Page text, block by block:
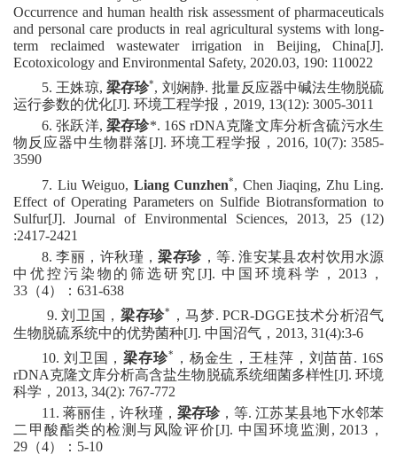
Occurrence and human health risk assessment of pharmaceuticals
and personal care products in real agricultural systems with long-
term reclaimed wastewater irrigation in Beijing, China[J].
Ecotoxicology and Environmental Safety, 2020.03, 190: 110022
5. 王姝琼, 梁存珍*, 刘娴静.批量反应器中碱法生物脱硫
运行参数的优化[J]. 环境工程学报， 2019, 13(12): 3005-3011
6.张跃洋, 梁存珍*. 16S rDNA克隆文库分析含硫污水生
物反应器中生物群落[J]. 环境工程学报， 2016, 10(7): 3585-
3590
7. Liu Weiguo, Liang Cunzhen*, Chen Jiaqing, Zhu Ling.
Effect of Operating Parameters on Sulfide Biotransformation to
Sulfur[J]. Journal of Environmental Sciences, 2013, 25 (12)
:2417-2421
8.李丽，许秋瑾，梁存珍，等.淮安某县农村饮用水源
中优控污染物的筛选研究 [J]. 中国环境科学， 2013 ，
33 （4）： 631-638
9.刘卫国， 梁存珍* ，马梦. PCR-DGGE技术分析沼气
生物脱硫系统中的优势菌种[J]. 中国沼气， 2013, 31(4):3-6
10. 刘卫国，梁存珍* ，杨金生，王桂萍，刘苗苗. 16S
rDNA克隆文库分析高含盐生物脱硫系统细菌多样性[J]. 环境
科学， 2013, 34(2): 767-772
1 1 .蒋丽佳，许秋瑾， 梁存珍，等.江苏某县地下水邻苯
二甲酸酯类的检测与风险评价[J]. 中国环境监测 , 2013 ，
29 （4）： 5-10